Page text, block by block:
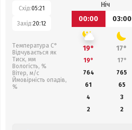
Схід:05:21
Захід:20:12
Температура С°
Відчувається як
Тиск, мм
Вологість, %
Вітер, м/с
Ймовірність опадів,
%
Ніч
00:00
03:00
19° 17°
19° 17°
764
765
61
65
4
3
2
2